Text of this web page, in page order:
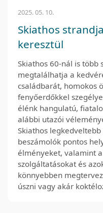
2025. 05. 10.
Skiathos
keresztül
Skiathos 60-nál is
megtalálhatja a
családbarát, homokos
fenyőerdőkkel
élénk hangulatú,
alábbi utazói
Skiathos
beszámolók pontos
élményeket, valamint
szolgáltatásokat és
könnyebben
úszni vagy akár